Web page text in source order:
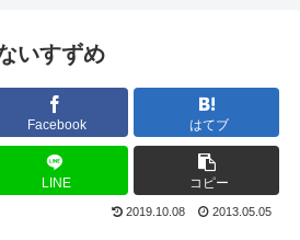
いすずめ
Facebook はてブ
LINE コピー
2019.10.08 2013.05.05